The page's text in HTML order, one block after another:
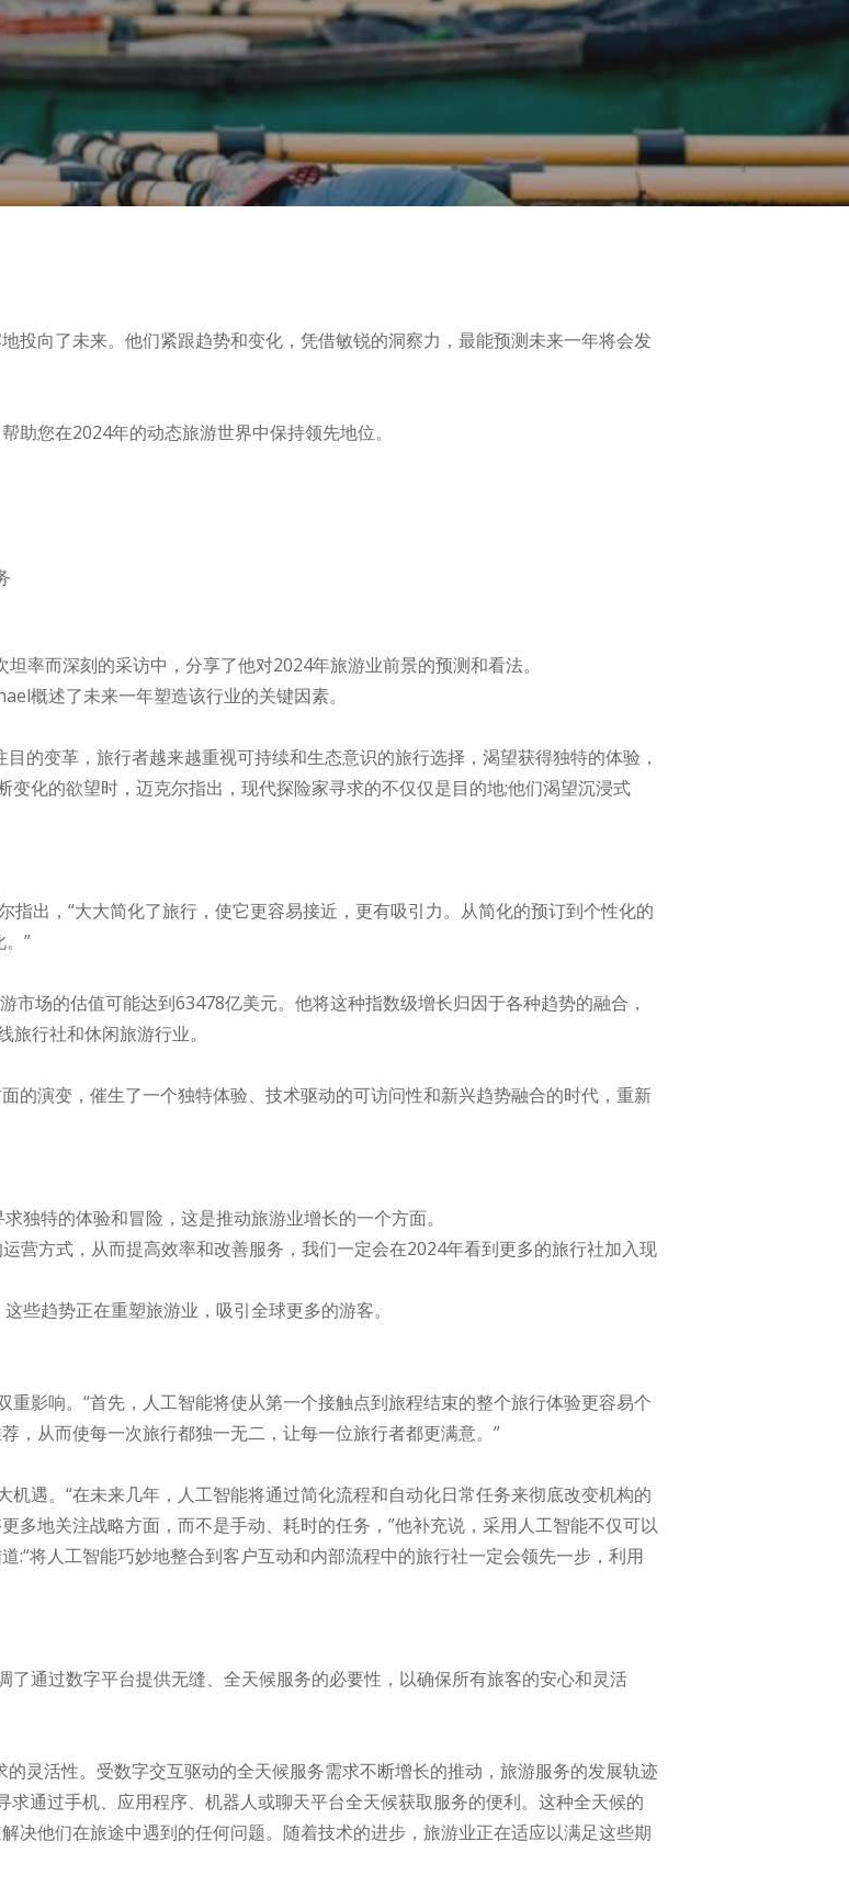
投向了未来。他们紧跟趋势和变化，凭借敏锐的洞察力，最能预测未来一年将会发
助您在2024年的动态旅游世界中保持领先地位。
而深刻的采访中，分享了他对2024年旅游业前景的预测和看法。
概述了未来一年塑造该行业的关键因素。
的变革，旅行者越来越重视可持续和生态意识的旅行选择，渴望获得独特的体验，
化的欲望时，迈克尔指出，现代探险家寻求的不仅仅是目的地;他们渴望沉浸式
指出，“大大简化了旅行，使它更容易接近，更有吸引力。从简化的预订到个性化的
”
场的估值可能达到63478亿美元。他将这种指数级增长归因于各种趋势的融合，
行社和休闲旅游行业。
的演变，催生了一个独特体验、技术驱动的可访问性和新兴趋势融合的时代，重新
独特的体验和冒险，这是推动旅游业增长的一个方面。
营方式，从而提高效率和改善服务，我们一定会在2024年看到更多的旅行社加入现
些趋势正在重塑旅游业，吸引全球更多的游客。
影响。“首先，人工智能将使从第一个接触点到旅程结束的整个旅行体验更容易个
，从而使每一次旅行都独一无二，让每一位旅行者都更满意。”
遇。“在未来几年，人工智能将通过简化流程和自动化日常任务来彻底改变机构的
多地关注战略方面，而不是手动、耗时的任务，”他补充说，采用人工智能不仅可以
:“将人工智能巧妙地整合到客户互动和内部流程中的旅行社一定会领先一步，利用
通过数字平台提供无缝、全天候服务的必要性，以确保所有旅客的安心和灵活
灵活性。受数字交互驱动的全天候服务需求不断增长的推动，旅游服务的发展轨迹
求通过手机、应用程序、机器人或聊天平台全天候获取服务的便利。这种全天候的
决他们在旅途中遇到的任何问题。随着技术的进步，旅游业正在适应以满足这些期